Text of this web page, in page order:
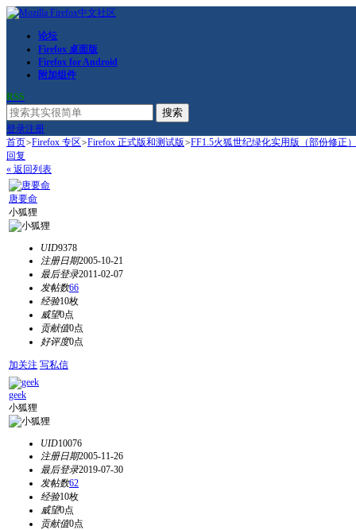
论坛
Firefox 桌面版
Firefox for Android
附加组件
RSS
搜索
登录注册
首页>Firefox 专区>Firefox 正式版和测试版>FF1.5火狐世纪绿化实用版（部份修正）
回复
« 返回列表
唐要命
小狐狸
UID9378
注册日期2005-10-21
最后登录2011-02-07
发帖数66
经验10枚
威望0点
贡献值0点
好评度0点
加关注 写私信
geek
小狐狸
UID10076
注册日期2005-11-26
最后登录2019-07-30
发帖数62
经验10枚
威望0点
贡献值0点